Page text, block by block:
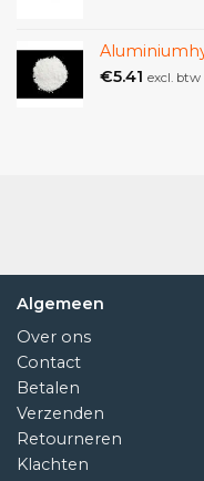
€5.41 excl. btw
Algemeen
Over ons
Contact
Betalen
Verzenden
Retourneren
Klachten